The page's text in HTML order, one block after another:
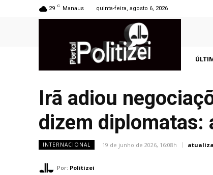
29 C Manaus quinta-feira, agosto 6, 2026
Irã adiou
dizem diplomatas:
INTERNACIONAL 19 de junho de 2026, 16:08h
Por: Politizei